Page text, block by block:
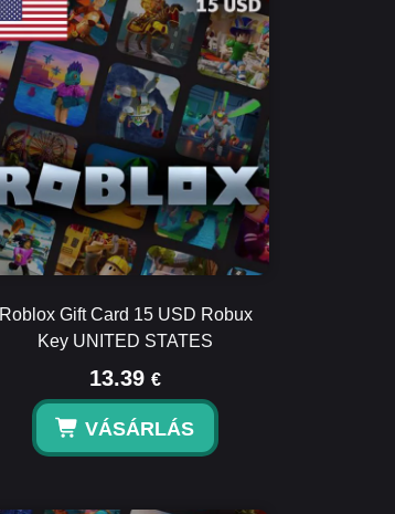
Roblox Gift Card 15 USD Robux
Key UNITED STATES
13.39 €
VÁSÁRLÁS